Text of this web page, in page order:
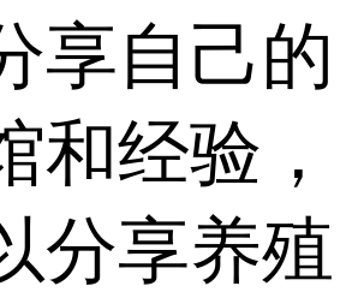
享自己的
和经验，
分享养殖